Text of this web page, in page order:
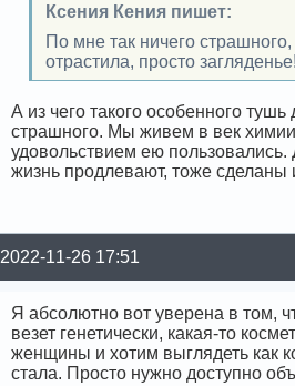
Ксения Кения пишет:
По мне так ничего
отрастила, просто
А из чего такого особенного
страшного. Мы живем в век
удовольствием ею
жизнь продлевают, тоже сделаны
2022-11-26 17:51
Я абсолютно вот уверена в том,
везет генетически, какая-то
женщины и хотим выглядеть как
стала. Просто нужно доступно